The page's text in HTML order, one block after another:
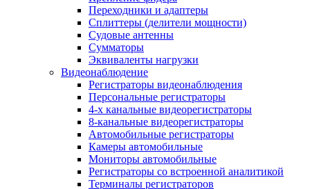
Переходники и адаптеры
Сплиттеры (делители мощности)
Судовые антенны
Сумматоры
Эквиваленты нагрузки
Видеонаблюдение
Регистраторы видеонаблюдения
Персональные регистраторы
4-х канальные видеорегистраторы
8-канальные видеорегистраторы
Автомобильные регистраторы
Камеры автомобильные
Мониторы автомобильные
Регистраторы со встроенной аналитикой
Терминалы регистраторов